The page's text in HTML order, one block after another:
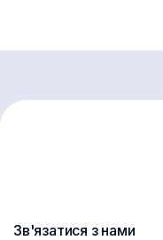
Зв'язатися з нами